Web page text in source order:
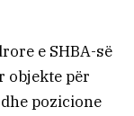
e SHBA-së
objekte për
pozicione